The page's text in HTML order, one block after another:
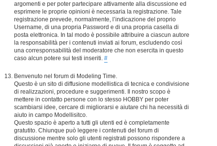
argomenti e per poter partecipare attivamente alla discussione ed
esprimere le proprie opinioni è necessaria la registrazione. Tale
registrazione prevede, normalmente, l’indicazione del proprio
Username, di una propria Password e di una propria casella di
posta elettronica. In tal modo è possibile attribuire a ciascun autore
la responsabilità per i contenuti inviati ai forum, escludendo così
una corresponsabilità del moderatore che non esercita in questo
caso alcun potere sui testi inseriti. #
Benvenuto nel forum di Modeling Time.
Questo è un sito di diffusione modellistica di tecnica e condivisione
di realizzazioni, procedure e suggerimenti. Il nostro scopo è
mettere in contatto persone con lo stesso HOBBY per poter
scambiarsi idee, cercare di migliorarsi e aiutare chi ha necessità di
aiuto in campo Modellisitco.
Questo spazio è aperto a tutti gli utenti ed è completamente
gratutito. Chiunque può leggere i contenuti del forum di
discussione mentre solo gli utenti registrati possono rispondere a